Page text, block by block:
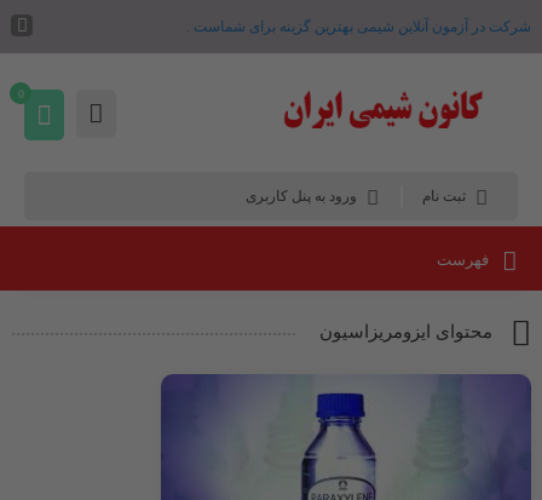
شرکت در آزمون آنلاین شیمی بهترین گزینه برای شماست .
ثبت نام ورود به پنل کاربری
0
فهرست
محتوای ایزومریزاسیون